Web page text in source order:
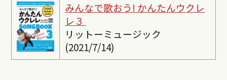
みんなで歌おう! かんたんウクレ
レ３
リットーミュージック
(2021/7/14)